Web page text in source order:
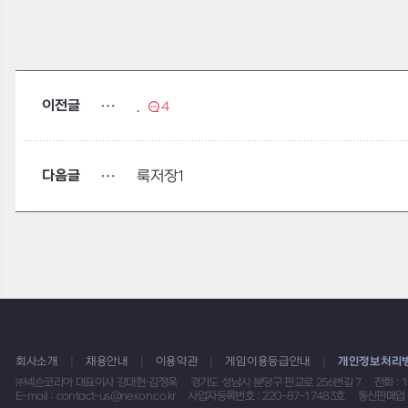
이전글 . 4
다음글 룩저장1
회사소개 채용안내 이용약관 게임이용등급안내
개인정보처리
㈜넥슨코리아 대표이사 강대현·김정욱
경기도 성남시 분당구 판교로 256번길 7
전화 :
E-mail : contact-us@nexon.co.kr
사업자등록번호 : 220-87-17483호 통신판매